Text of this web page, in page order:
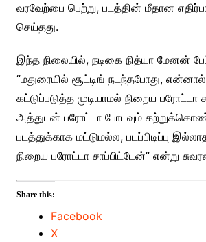
வரவேற்பை பெற்று, படத்தின் மீதான
செய்தது.
இந்த நிலையில், நடிகை நித்யா மேனன்
“மதுரையில் சூட்டிங் நடந்தபோது,
கட்டுப்படுத்த முடியாமல் நிறைய பரோட்டா
அத்துடன் பரோட்டா போடவும்
படத்துக்காக மட்டுமல்ல, படப்பிடிப்பு
நிறைய பரோட்டா சாப்பிட்டேன்” என்று
Share this:
Facebook
X